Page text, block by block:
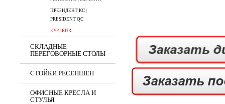
ПРЕЗИДЕНТ КС |
PRESIDENT QC
ЕУР | EUR
СКЛАДНЫЕ
ПЕРЕГОВОРНЫЕ СТОЛЫ
СТОЙКИ РЕСЕПШЕН
ОФИСНЫЕ КРЕСЛА И
СТУЛЬЯ